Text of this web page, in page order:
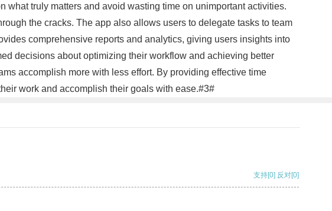
truly matters and avoid wasting time on unimportant activities.
the cracks. The app also allows users to delegate tasks to team
comprehensive reports and analytics, giving users insights into
decisions about optimizing their workflow and achieving better
accomplish more with less effort. By providing effective time
work and accomplish their goals with ease.#3#
支持[0] 反对[0]